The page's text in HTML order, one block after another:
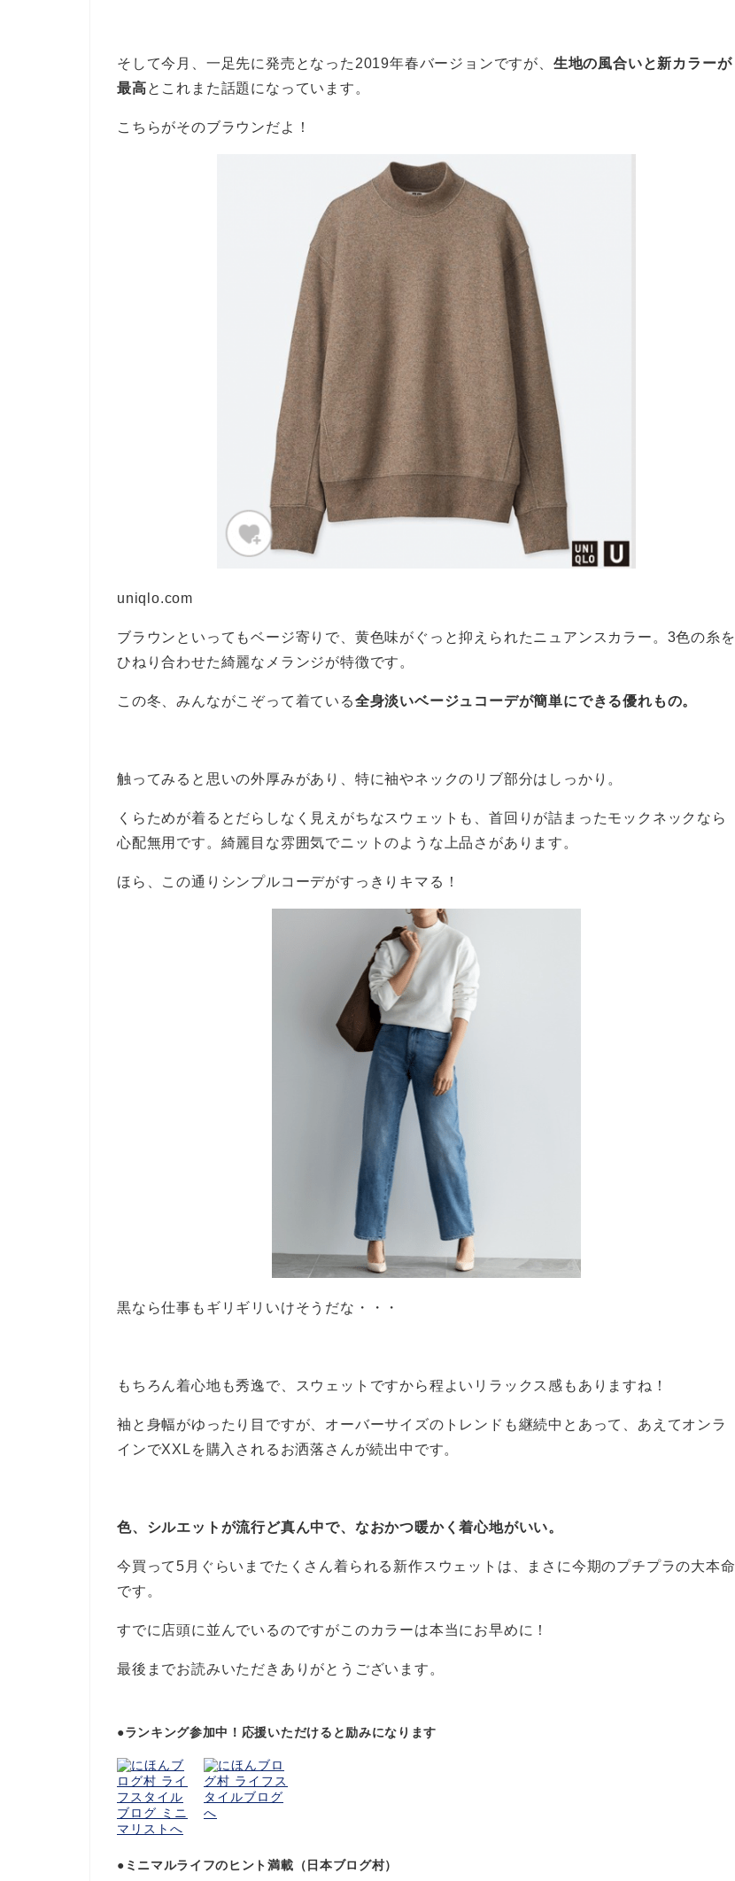
そして今月、一足先に発売となった2019年春バージョンですが、 生地の風合いと新カラーが
最高とこれまた話題になっています。
こちらがそのブラウンだよ！
uniqlo.com
ブラウンといってもベージ寄りで、黄色味がぐっと抑えられたニュアンスカラー。3色の糸を
ひねり合わせた綺麗なメランジが特徴です。
この冬、みんながこぞって着ている全身淡いベージュコーデが簡単にできる優れもの。
触ってみると思いの外厚みがあり、特に袖やネックのリブ部分はしっかり。
くらためが着るとだらしなく見えがちなスウェットも、首回りが詰まったモックネックなら
心配無用です。綺麗目な雰囲気でニットのような上品さがあります。
ほら、この通りシンプルコーデがすっきりキマる！
黒なら仕事もギリギリいけそうだな・・・
もちろん着心地も秀逸で、スウェットですから程よいリラックス感もありますね！
袖と身幅がゆったり目ですが、オーバーサイズのトレンドも継続中とあって、あえてオンラ
インでXXLを購入されるお洒落さんが続出中です。
色、シルエットが流行ど真ん中で、なおかつ暖かく着心地がいい。
今買って5月ぐらいまでたくさん着られる新作スウェットは、まさに今期のプチプラの大本命
です。
すでに店頭に並んでいるのですがこのカラーは本当にお早めに！
最後までお読みいただきありがとうございます。
●ランキング参加中！応援いただけると励みになります
●ミニマルライフのヒント満載（日本ブログ村）